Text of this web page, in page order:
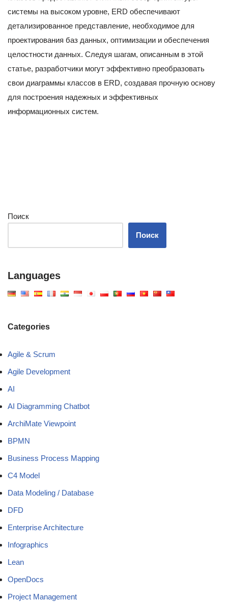
системы на высоком уровне, ERD обеспечивают
детализированное представление, необходимое для
проектирования баз данных, оптимизации и обеспечения
целостности данных. Следуя шагам, описанным в этой
статье, разработчики могут эффективно преобразовать
свои диаграммы классов в ERD, создавая прочную основу
для построения надежных и эффективных
информационных систем.
Поиск
Поиск
Languages
Categories
Agile & Scrum
Agile Development
AI
AI Diagramming Chatbot
ArchiMate Viewpoint
BPMN
Business Process Mapping
C4 Model
Data Modeling / Database
DFD
Enterprise Architecture
Infographics
Lean
OpenDocs
Project Management